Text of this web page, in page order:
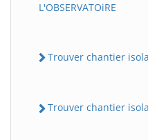
L'OBSERVATOiRE
Trouver chantier
Trouver chantier